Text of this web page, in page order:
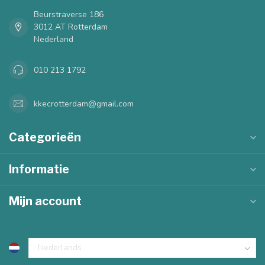
Beurstraverse 186
3012 AT Rotterdam
Nederland
010 213 1792
kkecrotterdam@gmail.com
Categorieën
Informatie
Mijn account